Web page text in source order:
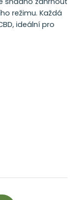
režimu. Každá
ideální pro